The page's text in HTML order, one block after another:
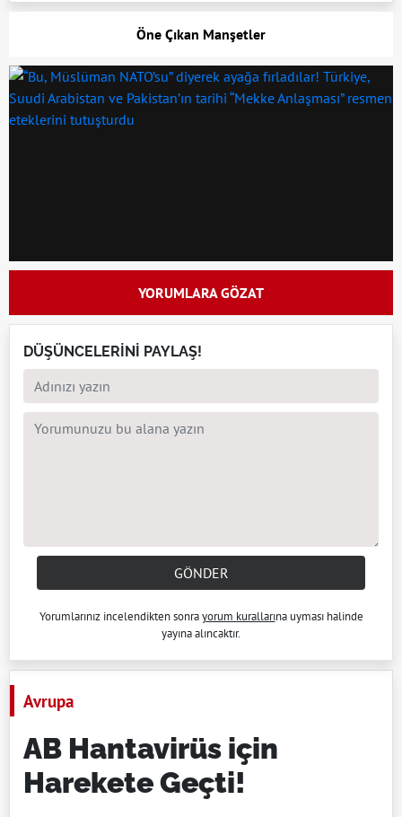
Öne Çıkan Manşetler
YORUMLARA GÖZAT
DÜŞÜNCELERİNİ PAYLAŞ!
GÖNDER
Yorumlarınız incelendikten sonrayorum kurallarına uyması halinde
yayına alıncaktır.
Avrupa
AB Hantavirüs için
Harekete Geçti!